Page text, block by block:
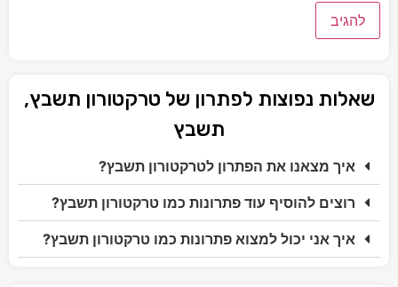
שאלות נפוצות לפתרון של טרקטורון תשבץ,
תשבץ
איך מצאנו את הפתרון לטרקטורון תשבץ?
רוצים להוסיף עוד פתרונות כמו טרקטורון תשבץ?
איך אני יכול למצוא פתרונות כמו טרקטורון תשבץ?